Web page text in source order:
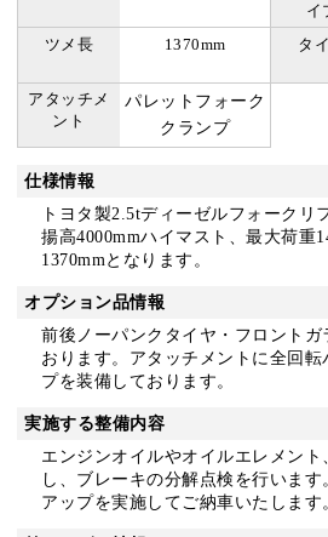
イ
ツメ長 1370mm タ
アタッチメ
ント
パレットフォーク
クランプ
仕様情報
トヨタ製2.5tディーゼルフォークリ
揚高4000mmハイマスト、最大荷重
1370mmとなります。
オプション品情報
前後ノーパンクタイヤ・フロント
おります。アタッチメントに全回
プを装備しております。
実施する整備内容
エンジンオイルやオイルエレメン
し、ブレーキの分解点検を行いま
アップを実施してご納車いたします